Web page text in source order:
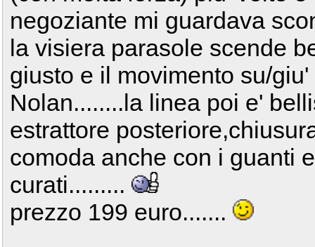
negoziante mi guardava
la visiera parasole scende
giusto e il movimento su/
Nolan........la linea poi e'
estrattore
comoda anche con i guanti
curati.........
prezzo 199 euro.......